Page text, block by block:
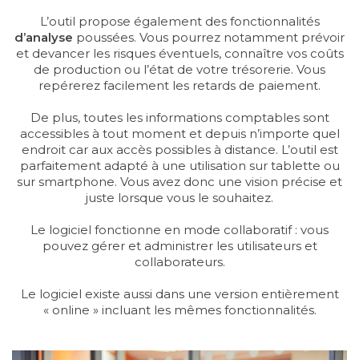
L’outil propose également des fonctionnalités
d’analyse poussées. Vous pourrez notamment prévoir
et devancer les risques éventuels, connaître vos coûts
de production ou l’état de votre trésorerie. Vous
repérerez facilement les retards de paiement.
De plus, toutes les informations comptables sont
accessibles à tout moment et depuis n’importe quel
endroit car aux accès possibles à distance. L’outil est
parfaitement adapté à une utilisation sur tablette ou
sur smartphone. Vous avez donc une vision précise et
juste lorsque vous le souhaitez.
Le logiciel fonctionne en mode collaboratif : vous
pouvez gérer et administrer les utilisateurs et
collaborateurs.
Le logiciel existe aussi dans une version entièrement
« online » incluant les mêmes fonctionnalités.